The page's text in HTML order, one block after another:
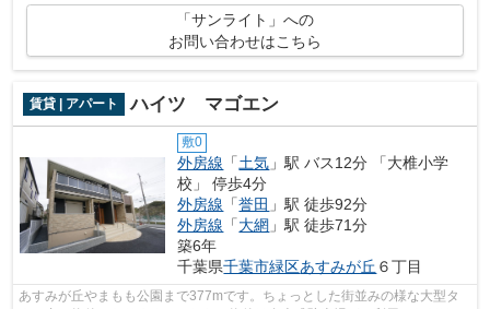
「サンライト」への
お問い合わせはこちら
賃貸 | アパート ハイツ マゴエン
敷0
外房線 「土気 」駅 バス12分 「大椎小学
校」 停歩4分
外房線 「誉田 」駅 徒歩92分
外房線 「大網 」駅 徒歩71分
築6年
千葉県千葉市緑区あすみが丘 ６丁目
あすみが丘やまもも公園まで377mです。ちょっとした街並みの様な大型タ